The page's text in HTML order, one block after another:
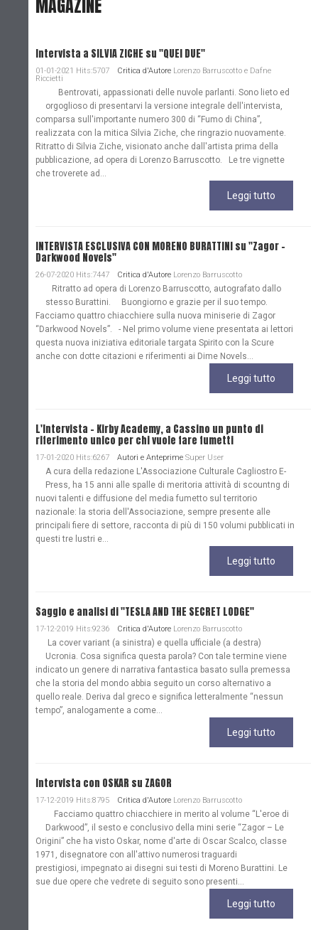
MAGAZINE
Intervista a SILVIA ZICHE su "QUEI DUE"
01-01-2021 Hits:5707 Critica d'Autore Lorenzo Barruscotto e Dafne
Riccietti
Bentrovati, appassionati delle nuvole parlanti. Sono lieto ed
orgoglioso di presentarvi la versione integrale dell'intervista,
comparsa sull'importante numero 300 di “Fumo di China”,
realizzata con la mitica Silvia Ziche, che ringrazio nuovamente.
Ritratto di Silvia Ziche, visionato anche dall'artista prima della
pubblicazione, ad opera di Lorenzo Barruscotto. Le tre vignette
che troverete ad...
Leggi tutto
INTERVISTA ESCLUSIVA CON MORENO BURATTINI su "Zagor -
Darkwood Novels"
26-07-2020 Hits:7447 Critica d'Autore Lorenzo Barruscotto
Ritratto ad opera di Lorenzo Barruscotto, autografato dallo
stesso Burattini. Buongiorno e grazie per il suo tempo.
Facciamo quattro chiacchiere sulla nuova miniserie di Zagor
“Darkwood Novels”. - Nel primo volume viene presentata ai lettori
questa nuova iniziativa editoriale targata Spirito con la Scure
anche con dotte citazioni e riferimenti ai Dime Novels...
Leggi tutto
L'Intervista - Kirby Academy, a Cassino un punto di
riferimento unico per chi vuole fare fumetti
17-01-2020 Hits:6267 Autori e Anteprime Super User
A cura della redazione L'Associazione Culturale Cagliostro E-
Press, ha 15 anni alle spalle di meritoria attività di scountng di
nuovi talenti e diffusione del media fumetto sul territorio
nazionale: la storia dell'Associazione, sempre presente alle
principali fiere di settore, racconta di più di 150 volumi pubblicati in
questi tre lustri e...
Leggi tutto
Saggio e analisi di "TESLA AND THE SECRET LODGE"
17-12-2019 Hits:9236 Critica d'Autore Lorenzo Barruscotto
La cover variant (a sinistra) e quella ufficiale (a destra)
Ucronia. Cosa significa questa parola? Con tale termine viene
indicato un genere di narrativa fantastica basato sulla premessa
che la storia del mondo abbia seguito un corso alternativo a
quello reale. Deriva dal greco e significa letteralmente “nessun
tempo”, analogamente a come...
Leggi tutto
Intervista con OSKAR su ZAGOR
17-12-2019 Hits:8795 Critica d'Autore Lorenzo Barruscotto
Facciamo quattro chiacchiere in merito al volume “L'eroe di
Darkwood”, il sesto e conclusivo della mini serie “Zagor – Le
Origini” che ha visto Oskar, nome d'arte di Oscar Scalco, classe
1971, disegnatore con all'attivo numerosi traguardi
prestigiosi, impegnato ai disegni sui testi di Moreno Burattini. Le
sue due opere che vedrete di seguito sono presenti...
Leggi tutto